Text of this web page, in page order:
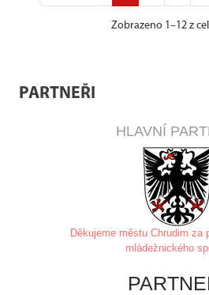
Zobrazeno 1–12 z
PARTNEŘI
HLAVNÍ
Děkujeme městu Chrudim za
mládežnického